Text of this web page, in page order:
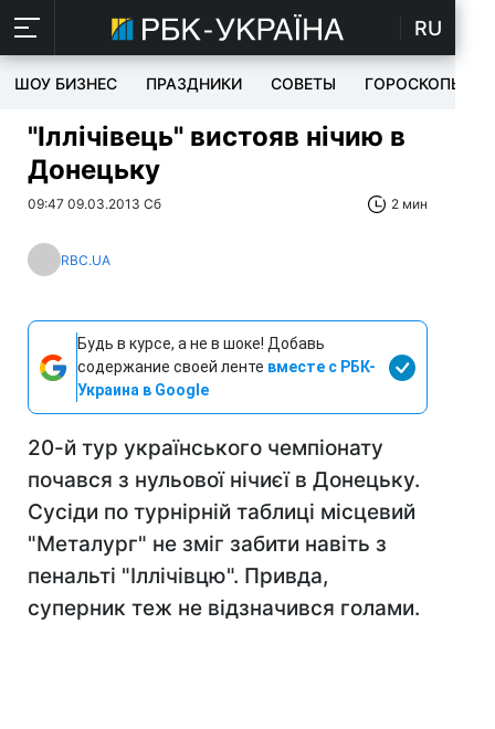
RU
ШОУ БИЗНЕС ПРАЗДНИКИ СОВЕТЫ ГОРОСКОПЫ
"Іллічівець" вистояв нічию в
Донецьку
09:47 09.03.2013 Сб 2 мин
RBC.UA
Будь в курсе, а не в шоке! Добавь
содержание своей ленте вместе с РБК-
Украина в Google
20-й тур українського чемпіонату
почався з нульової нічиєї в Донецьку.
Сусіди по турнірній таблиці місцевий
"Металург" не зміг забити навіть з
пенальті "Іллічівцю". Привда,
суперник теж не відзначився голами.